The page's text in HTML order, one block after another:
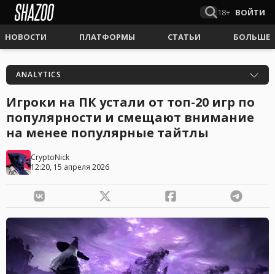
18+ ВОЙТИ
НОВОСТИ ПЛАТФОРМЫ СТАТЬИ БОЛЬШЕ
ANALYTICS
Игроки на ПК устали от топ-20 игр по
популярности и смещают внимание
на менее популярные тайтлы
CryptoNick
12:20, 15 апреля 2026